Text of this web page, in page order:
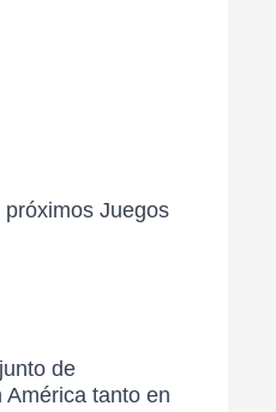
Juegos
de
tanto en